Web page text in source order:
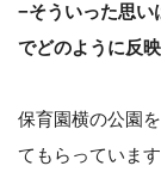
−そういった思い
でどのように反
保育園横の公園
てもらっていま